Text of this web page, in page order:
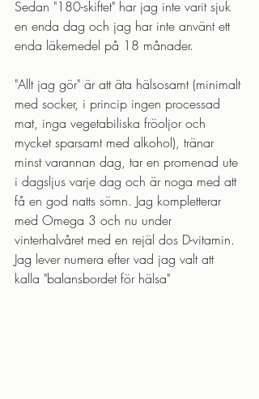
Sedan "180-skiftet" har jag inte varit sjuk
en enda dag och jag har inte använt ett
enda läkemedel på 18 månader.
"Allt jag gör" är att äta hälsosamt (minimalt
med socker, i princip ingen processad
mat, inga vegetabiliska fröoljor och
mycket sparsamt med alkohol), tränar
minst varannan dag, tar en promenad ute
i dagsljus varje dag och är noga med att
få en god natts sömn. Jag kompletterar
med Omega 3 och nu under
vinterhalvåret med en rejäl dos D-vitamin.
Jag lever numera efter vad jag valt att
kalla "balansbordet för hälsa"